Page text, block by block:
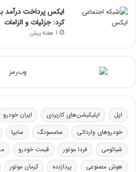
ایکس پرداخت درآمد به
کرد: جزئیات و الزامات
1 هفته پیش
اپل اپلیکیشن‌های کاربردی ایران خودرو
خودروهای وارداتی
سامسونگ سایپا
شیائومی
فردا موتور قیمت خودرو
هوش مصنوعی
پردازنده کرمان موتور